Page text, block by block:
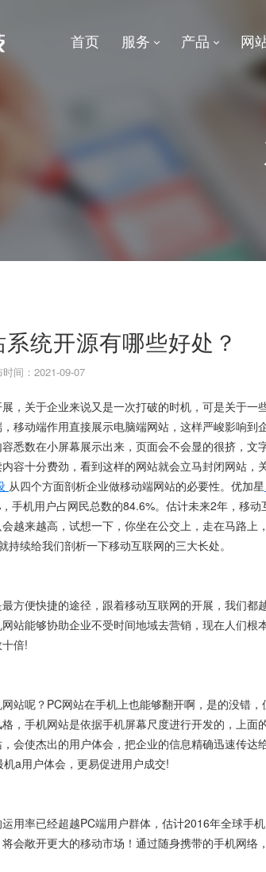
首页 服务 产品 网
统开源有哪些好处？
时间：2021-09-07
，关于企业来说又是一次打破的时机，可是关于一
移动端作用直接展示电脑端网站，这样严峻影响
悉数在小屏幕展示出来，页面会不会显的很挤，
容十分费劲，看到这样的网站就会立马封闭网站
从四个方面剖析企业做移动端网站的必要性。优加星
手机用户占网民总数的84.6%。估计未来2年，移动
越来越高，试想一下，你坐在公交上，走在马路
持续给我们剖析一下移动互联网的三大长处。
方便快捷的途径，跟着移动互联网的开展，我们
站能够协助企业不受时间地域去营销，现在人们
倍!
站呢？PC网站在手机上也能够翻开啊，是的没错
，手机网站是依据手机屏幕尺度进行开发的，上
会使杰出的用户体会，把企业的信息精确迅速传
a用户体会，更易促进用户成交!
用率已经超越PC端用户群体，估计2016年全球手
会敞开更大的移动市场！通过随身携带的手机网